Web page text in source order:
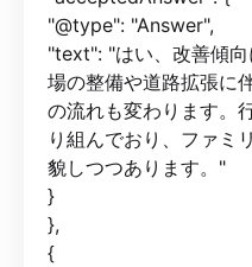
"@type": "Answer",
"text": "はい、改善傾
場の整備や道路拡張に
の流れも変わります。
り組んでおり、ファミ
貌しつつあります。"
}
},
{